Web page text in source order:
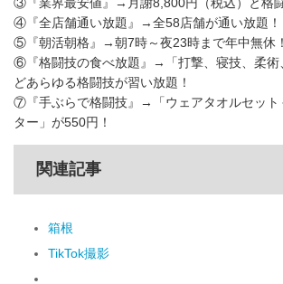
③『業界最安値』→月謝8,800円（税込）と格
④『全店舗通い放題』→全58店舗が通い放題！
⑤『朝活朝格』→朝7時～夜23時まで年中無休！
⑥『格闘技の食べ放題』→「打撃、寝技、柔術
どあらゆる格闘技が習い放題！
⑦『手ぶらで格闘技』→「ウェアタオルセット
ター」が550円！
関連記事
箱根
TikTok撮影